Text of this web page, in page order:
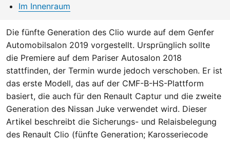
Im Innenraum
Die fünfte Generation des Clio wurde auf dem Genfer
Automobilsalon 2019 vorgestellt. Ursprünglich sollte
die Premiere auf dem Pariser Autosalon 2018
stattfinden, der Termin wurde jedoch verschoben. Er ist
das erste Modell, das auf der CMF-B-HS-Plattform
basiert, die auch für den Renault Captur und die zweite
Generation des Nissan Juke verwendet wird. Dieser
Artikel beschreibt die Sicherungs- und Relaisbelegung
des Renault Clio (fünfte Generation; Karosseriecode